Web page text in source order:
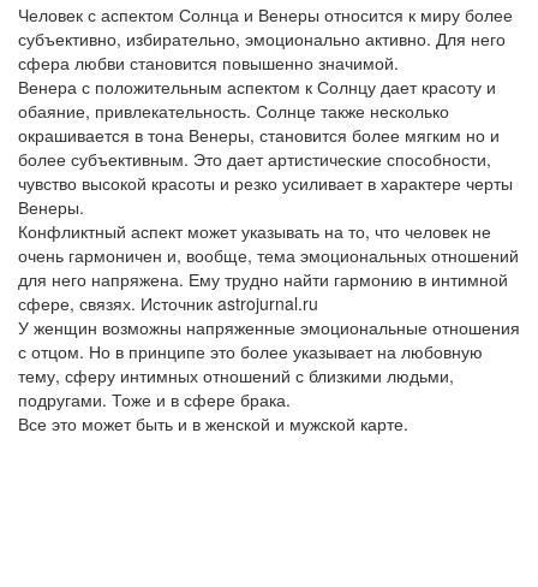
Человек с аспектом Солнца и Венеры относится к миру более
субъективно, избирательно, эмоционально активно. Для него
сфера любви становится повышенно значимой.
Венера с положительным аспектом к Солнцу дает красоту и
обаяние, привлекательность. Солнце также несколько
окрашивается в тона Венеры, становится более мягким но и
более субъективным. Это дает артистические способности,
чувство высокой красоты и резко усиливает в характере черты
Венеры.
Конфликтный аспект может указывать на то, что человек не
очень гармоничен и, вообще, тема эмоциональных отношений
для него напряжена. Ему трудно найти гармонию в интимной
сфере, связях. Источник astrojurnal.ru
У женщин возможны напряженные эмоциональные отношения
с отцом. Но в принципе это более указывает на любовную
тему, сферу интимных отношений с близкими людьми,
подругами. Тоже и в сфере брака.
Все это может быть и в женской и мужской карте.